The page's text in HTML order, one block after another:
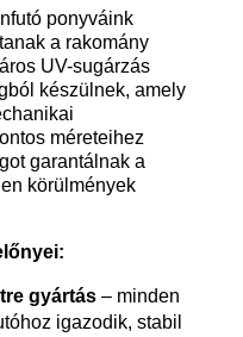
ponyváink
a rakomány
UV-sugárzás
készülnek, amely
méreteihez
garantálnak a
körülmények
gyártás – minden
igazodik, stabil